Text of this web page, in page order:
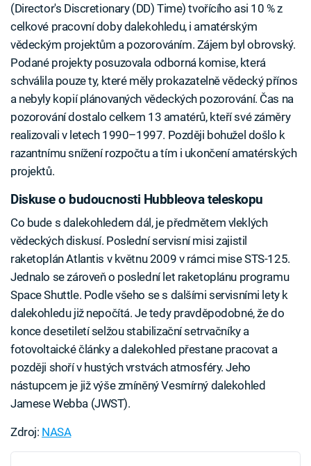
(Director's Discretionary (DD) Time) tvořícího asi 10 % z
celkové pracovní doby dalekohledu, i amatérským
vědeckým projektům a pozorováním. Zájem byl obrovský.
Podané projekty posuzovala odborná komise, která
schválila pouze ty, které měly prokazatelně vědecký přínos
a nebyly kopií plánovaných vědeckých pozorování. Čas na
pozorování dostalo celkem 13 amatérů, kteří své záměry
realizovali v letech 1990–1997. Později bohužel došlo k
razantnímu snížení rozpočtu a tím i ukončení amatérských
projektů.
Diskuse o budoucnosti Hubbleova teleskopu
Co bude s dalekohledem dál, je předmětem vleklých
vědeckých diskusí. Poslední servisní misi zajistil
raketoplán Atlantis v květnu 2009 v rámci mise STS-125.
Jednalo se zároveň o poslední let raketoplánu programu
Space Shuttle. Podle všeho se s dalšími servisními lety k
dalekohledu již nepočítá. Je tedy pravděpodobné, že do
konce desetiletí selžou stabilizační setrvačníky a
fotovoltaické články a dalekohled přestane pracovat a
později shoří v hustých vrstvách atmosféry. Jeho
nástupcem je již výše zmíněný Vesmírný dalekohled
Jamese Webba (JWST).
Zdroj: NASA